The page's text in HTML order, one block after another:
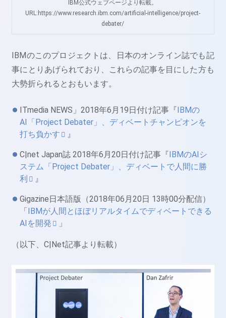
IBM公式ウェブページより転載。
URL:https://www.research.ibm.com/artificial-intelligence/project-
debater/
IBMのこのプロジェクトは、日本のオンライン誌でも記
事にとりあげられており、これらの記事を目にした方も
大勢折られるとおもいます。
ITmedia NEWS」2018年6月19日付け記事『IBMの
AI「Project Debater」、ディベートチャンピオンを
打ち負かす
』
C|net Japan誌 2018年6月20日付け記事『IBMのAIシ
ステム「Project Debater」、ディベートで人間に勝
利
』
Gigazine日本語版（2018年06月20日 13時00分配信）
「IBMが人間とほぼリアルタイムでディベートできる
AIを開発
」
（以下、C|Net記事より転載）